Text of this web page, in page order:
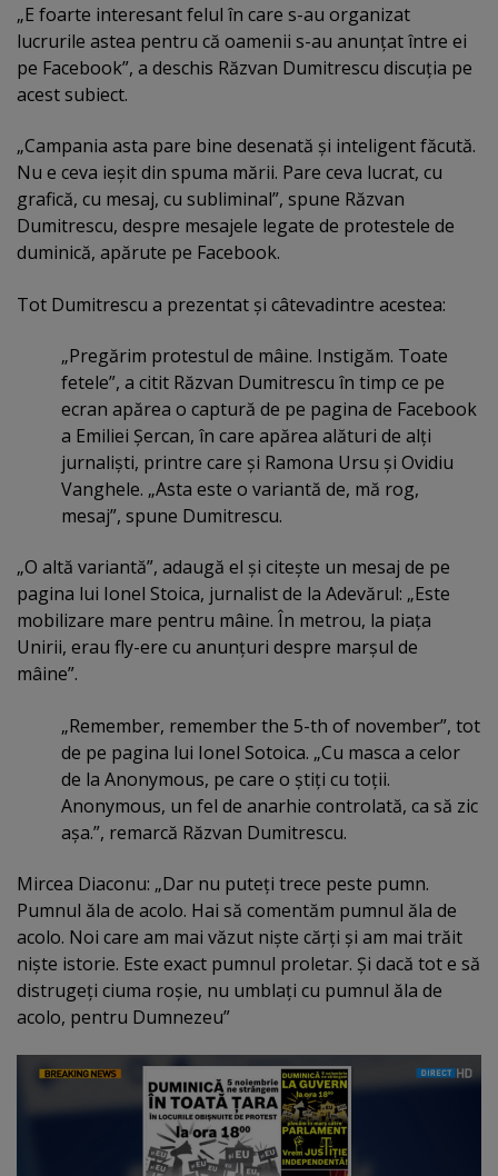
„E foarte interesant felul în care s-au organizat
lucrurile astea pentru că oamenii s-au anunţat între ei
pe Facebook”, a deschis Răzvan Dumitrescu discuţia pe
acest subiect.
„Campania asta pare bine desenată şi inteligent făcută.
Nu e ceva ieşit din spuma mării. Pare ceva lucrat, cu
grafică, cu mesaj, cu subliminal”, spune Răzvan
Dumitrescu, despre mesajele legate de protestele de
duminică, apărute pe Facebook.
Tot Dumitrescu a prezentat şi câtevadintre acestea:
„Pregărim protestul de mâine. Instigăm. Toate
fetele”, a citit Răzvan Dumitrescu în timp ce pe
ecran apărea o captură de pe pagina de Facebook
a Emiliei Şercan, în care apărea alături de alţi
jurnalişti, printre care şi Ramona Ursu şi Ovidiu
Vanghele. „Asta este o variantă de, mă rog,
mesaj”, spune Dumitrescu.
„O altă variantă”, adaugă el şi citeşte un mesaj de pe
pagina lui Ionel Stoica, jurnalist de la Adevărul: „Este
mobilizare mare pentru mâine. În metrou, la piaţa
Unirii, erau fly-ere cu anunţuri despre marşul de
mâine”.
„Remember, remember the 5-th of november”, tot
de pe pagina lui Ionel Sotoica. „Cu masca a celor
de la Anonymous, pe care o ştiţi cu toţii.
Anonymous, un fel de anarhie controlată, ca să zic
aşa.”, remarcă Răzvan Dumitrescu.
Mircea Diaconu: „Dar nu puteţi trece peste pumn.
Pumnul ăla de acolo. Hai să comentăm pumnul ăla de
acolo. Noi care am mai văzut nişte cărţi şi am mai trăit
nişte istorie. Este exact pumnul proletar. Şi dacă tot e să
distrugeţi ciuma roşie, nu umblaţi cu pumnul ăla de
acolo, pentru Dumnezeu”